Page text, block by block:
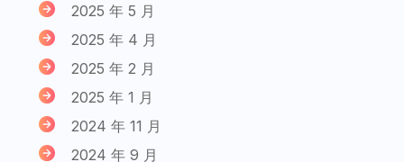
2025 年 5 月
2025 年 4 月
2025 年 2 月
2025 年 1 月
2024 年 11 月
2024 年 9 月